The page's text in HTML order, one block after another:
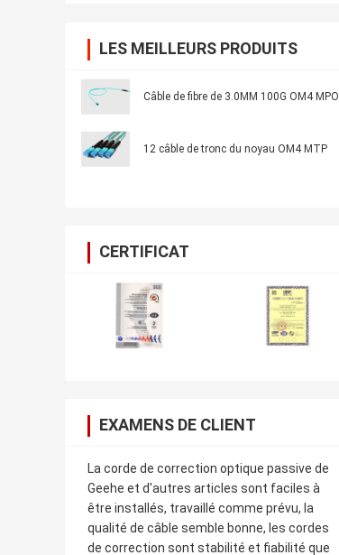
LES MEILLEURS PRODUITS
Câble de fibre de 3.0MM 100G OM4 MPO
12 câble de tronc du noyau OM4 MTP
CERTIFICAT
EXAMENS DE CLIENT
La corde de correction optique passive de
Geehe et d'autres articles sont faciles à
être installés, travaillé comme prévu, la
qualité de câble semble bonne, les cordes
de correction sont stabilité et fiabilité que